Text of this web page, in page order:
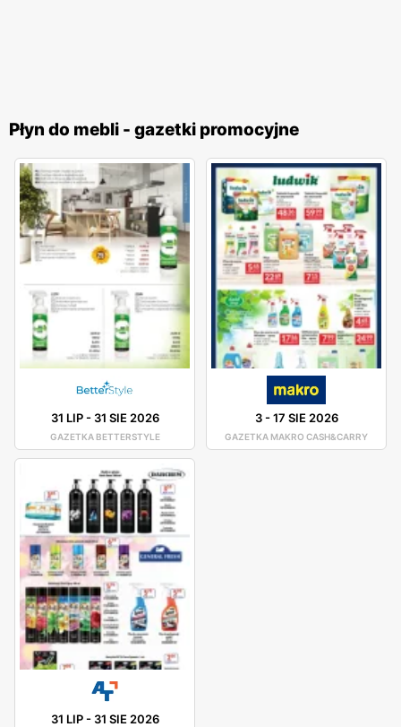
Płyn do mebli - gazetki promocyjne
31 LIP- 31 SIE 2026
GAZETKA BETTERSTYLE
3-17 SIE 2026
GAZETKA MAKRO CASH&CARRY
31 LIP- 31 SIE 2026